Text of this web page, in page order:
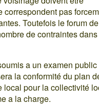
pas
Toutefois le forum de
de contraintes
a un examen public
la conformité du plan
local pour la collectivité
a la charge.